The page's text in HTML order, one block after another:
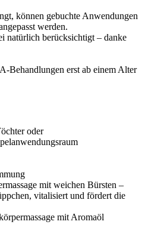
können gebuchte Anwendungen
werden.
natürlich berücksichtigt – danke
Behandlungen erst ab einem Alter
oder
mit weichen Bürsten –
vitalisiert und fördert die
mit Aromaöl